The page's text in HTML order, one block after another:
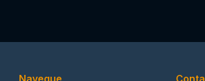
Navegue Conta